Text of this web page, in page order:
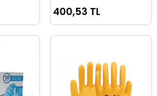
400,53 TL